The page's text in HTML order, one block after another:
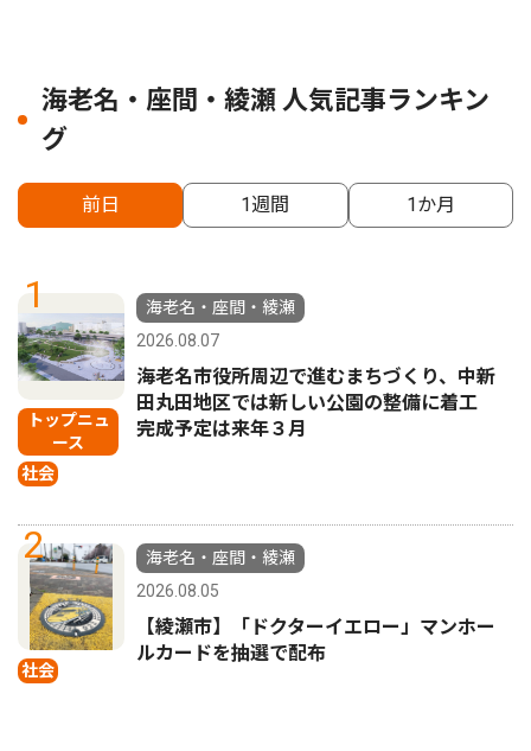
海老名・座間・綾瀬 人気記事ランキン
グ
前日 1週間 1か月
1
トップニュ
ース
社会
海老名・座間・綾瀬
2026.08.07
海老名市役所周辺で進むまちづくり、中新
田丸田地区では新しい公園の整備に着工
完成予定は来年３月
2
社会
海老名・座間・綾瀬
2026.08.05
【綾瀬市】「ドクターイエロー」マンホー
ルカードを抽選で配布